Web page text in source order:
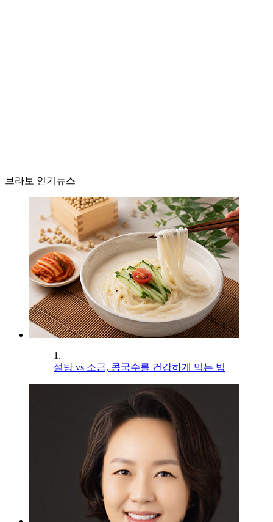
브라보 인기뉴스
1.
설탕 vs 소금, 콩국수를 건강하게 먹는 법